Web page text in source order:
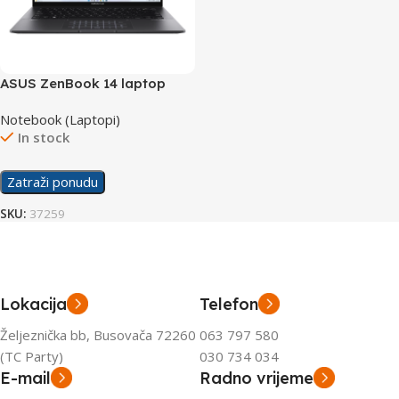
ASUS ZenBook 14 laptop
Notebook (Laptopi)
In stock
Zatraži ponudu
SKU: 37259
Lokacija
Željeznička bb, Busovača 72260
(TC Party)
Telefon
063 797 580
030 734 034
E-mail Radno vrijeme